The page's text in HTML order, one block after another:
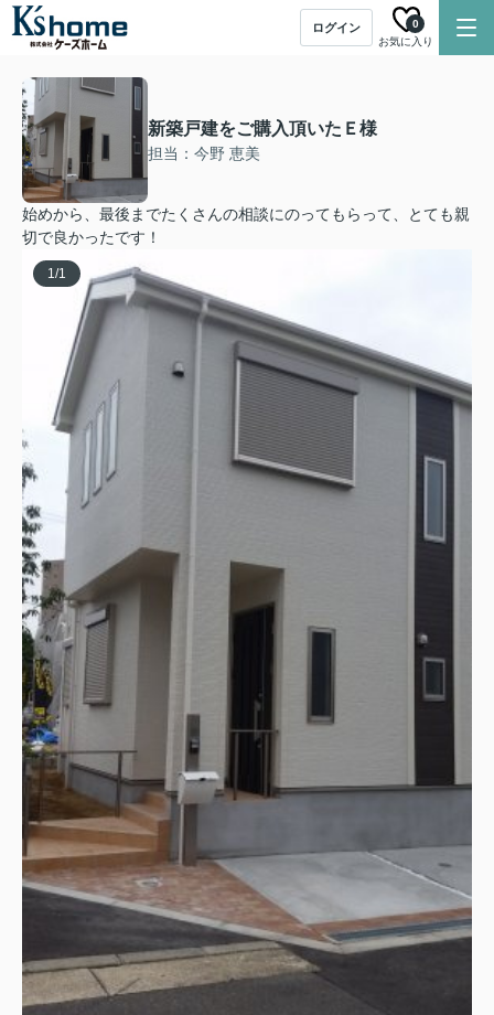
ログイン
お気に入り
0
新築戸建をご購入頂いたＥ様
担当：今野 恵美
始めから、最後までたくさんの相談にのってもらって、とても親
切で良かったです！
1/1